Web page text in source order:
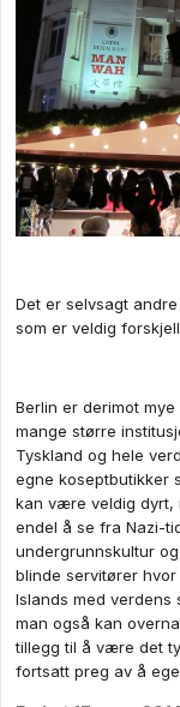
Det er selvsagt
som er veldig
Berlin er derimot
mange større
Tyskland og hele
egne koseptbutikker
kan være veldig dyrt,
endel å se fra Nazi-
undergrunnskultur
blinde servitører
Islands med
man også kan
tillegg til å være det
fortsatt preg av å